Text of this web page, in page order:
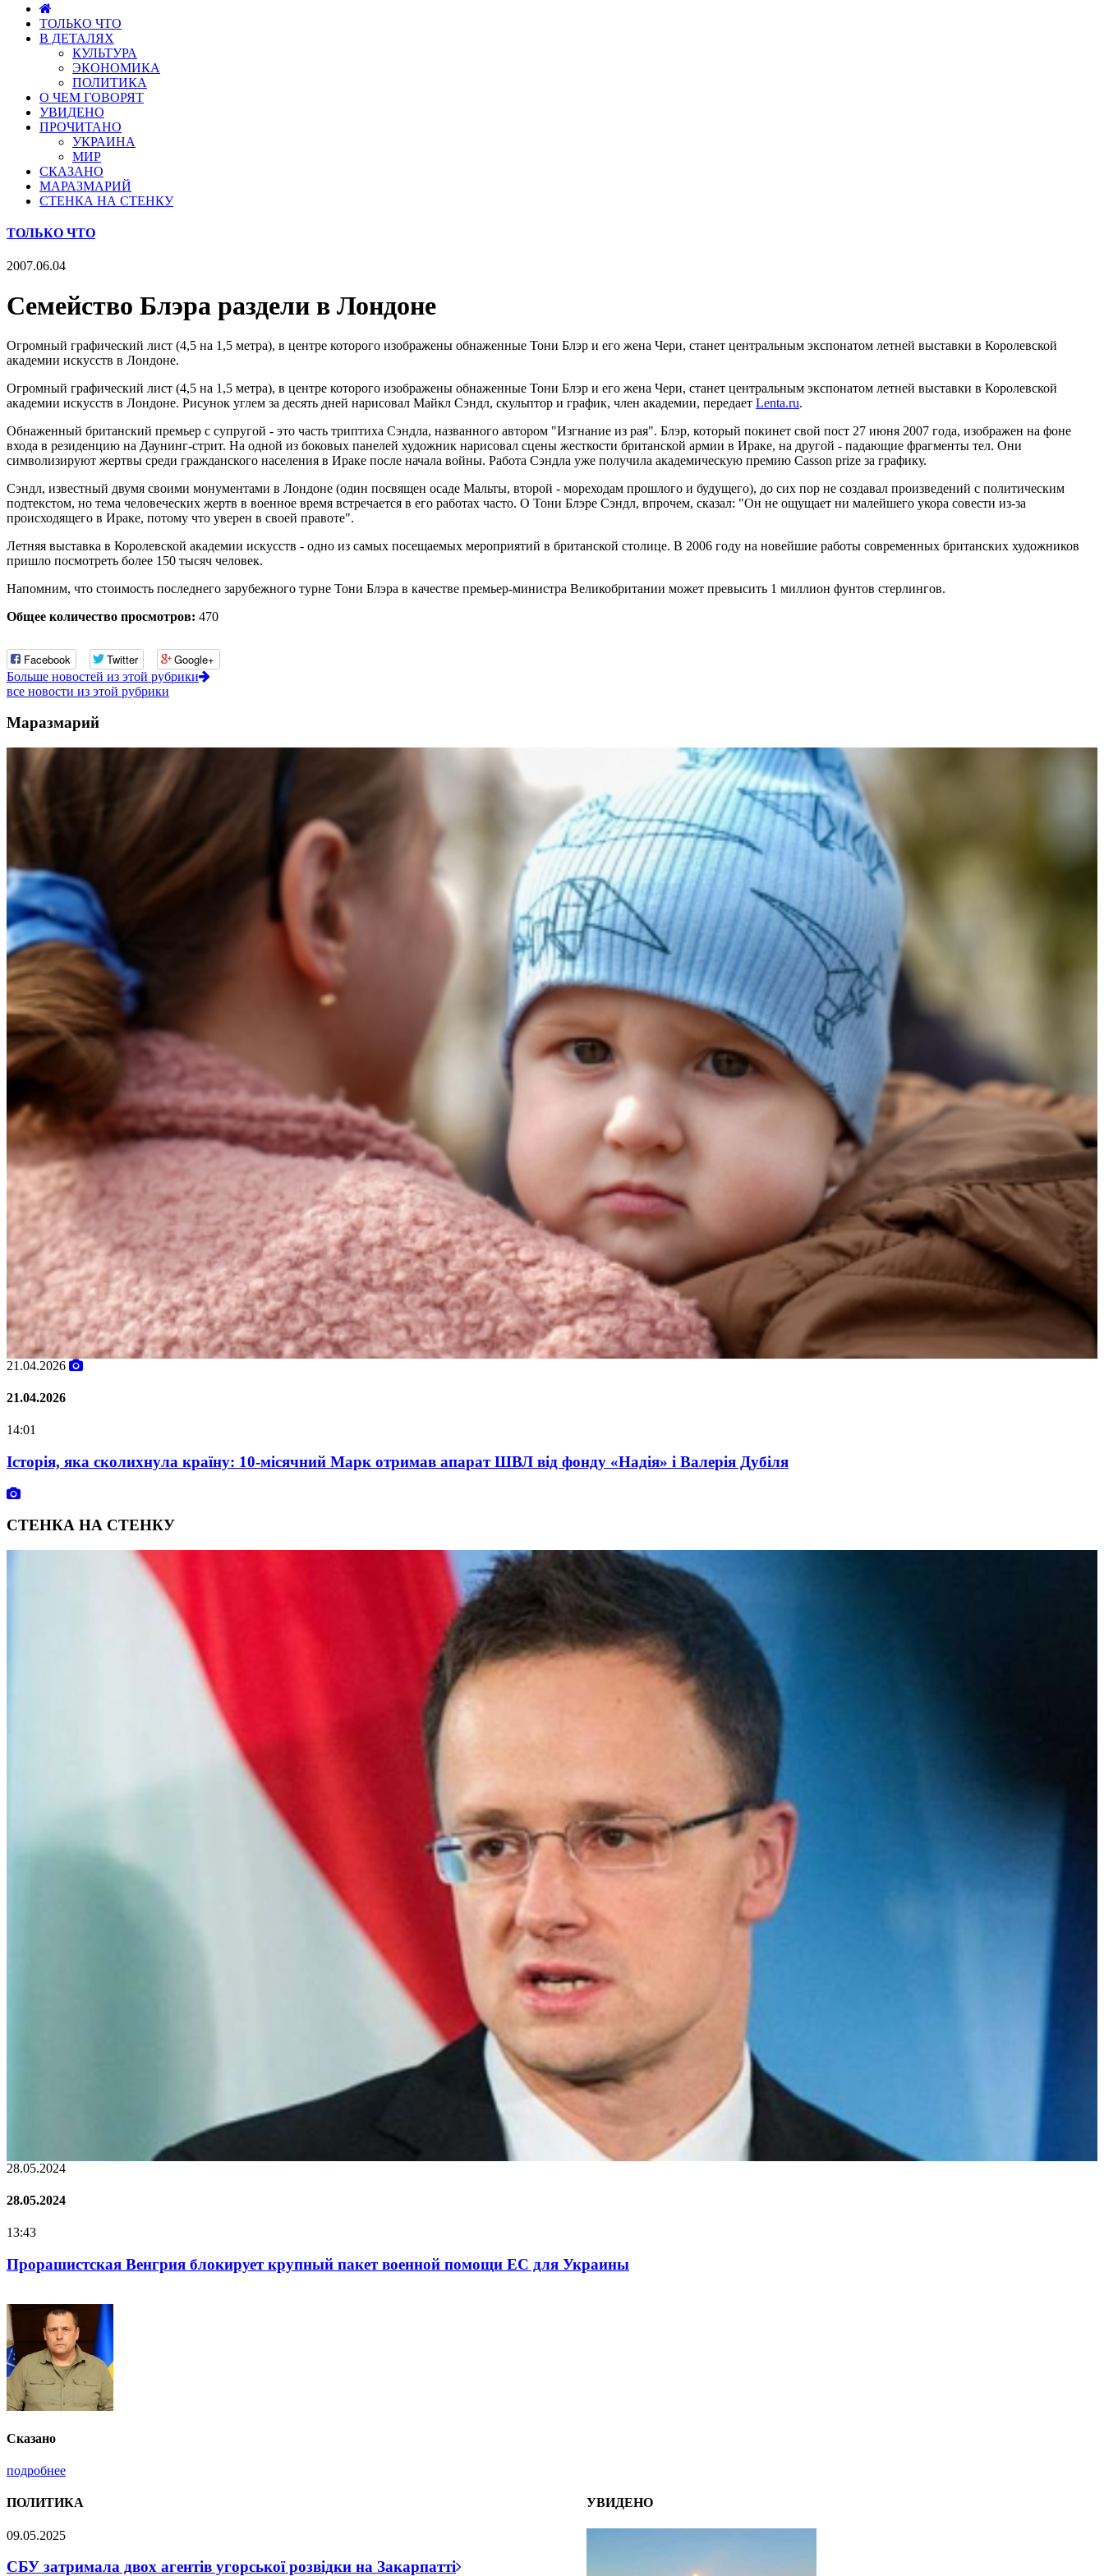
ТОЛЬКО ЧТО
В ДЕТАЛЯХ
КУЛЬТУРА
ЭКОНОМИКА
ПОЛИТИКА
О ЧЕМ ГОВОРЯТ
УВИДЕНО
ПРОЧИТАНО
УКРАИНА
МИР
СКАЗАНО
МАРАЗМАРИЙ
СТЕНКА НА СТЕНКУ
ТОЛЬКО ЧТО
2007.06.04
Семейство Блэра раздели в Лондоне
Огромный графический лист (4,5 на 1,5 метра), в центре которого изображены обнаженные Тони Блэр и его жена Чери, станет центральным экспонатом летней выставки в Королевской
академии искусств в Лондоне.
Огромный графический лист (4,5 на 1,5 метра), в центре которого изображены обнаженные Тони Блэр и его жена Чери, станет центральным экспонатом летней выставки в Королевской
академии искусств в Лондоне. Рисунок углем за десять дней нарисовал Майкл Сэндл, скульптор и график, член академии, передает Lenta.ru.
Обнаженный британский премьер с супругой - это часть триптиха Сэндла, названного автором "Изгнание из рая". Блэр, который покинет свой пост 27 июня 2007 года, изображен на фоне
входа в резиденцию на Даунинг-стрит. На одной из боковых панелей художник нарисовал сцены жесткости британской армии в Ираке, на другой - падающие фрагменты тел. Они
символизируют жертвы среди гражданского населения в Ираке после начала войны. Работа Сэндла уже получила академическую премию Casson prize за графику.
Сэндл, известный двумя своими монументами в Лондоне (один посвящен осаде Мальты, второй - мореходам прошлого и будущего), до сих пор не создавал произведений с политическим
подтекстом, но тема человеческих жертв в военное время встречается в его работах часто. О Тони Блэре Сэндл, впрочем, сказал: "Он не ощущает ни малейшего укора совести из-за
происходящего в Ираке, потому что уверен в своей правоте".
Летняя выставка в Королевской академии искусств - одно из самых посещаемых мероприятий в британской столице. В 2006 году на новейшие работы современных британских художников
пришло посмотреть более 150 тысяч человек.
Напомним, что стоимость последнего зарубежного турне Тони Блэра в качестве премьер-министра Великобритании может превысить 1 миллион фунтов стерлингов.
Общее количество просмотров: 470
Facebook Twitter Google+
Больше новостей из этой рубрики
все новости из этой рубрики
Маразмарий
Oleksii Abasov: How Ukrainian Businesses Can Attract International Investments and Hedge Risks During War
СТЕНКА НА СТЕНКУ
Нацполіція лякає громадян погіршенням криміногенної ситуації в разі мобілізації поліціянтів на війну
Сказано
подробнее
УВИДЕНО
ПОЛИТИКА
09.05.2025
СБУ затримала двох агентів угорської розвідки на Закарпатті